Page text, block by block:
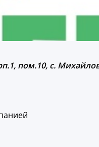
пом.10, с.